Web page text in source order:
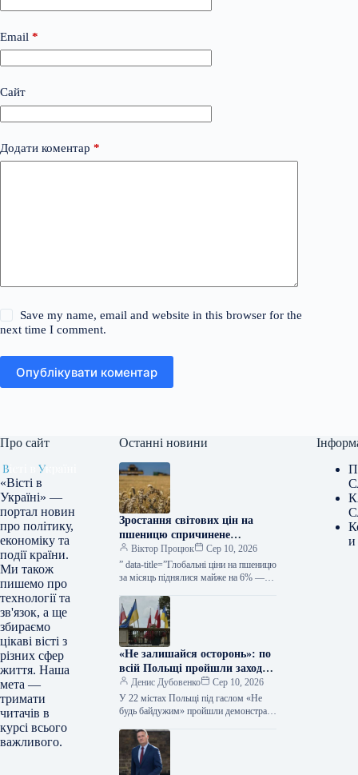
Email *
Сайт
Додати коментар *
Save my name, email and website in this browser for the
next time I comment.
Опублікувати коментар
Про сайт
«Вісті в
Україні» —
портал новин
про політику,
економіку та
події країни.
Ми також
пишемо про
технології та
зв'язок, а ще
збираємо
цікаві вісті з
різних сфер
життя. Наша
мета —
тримати
читачів в
курсі всього
важливого.
Останні новини
Зростання світових цін на
пшеницю спричинене
спекуляцією та ситуацією в
Чорноморському регіоні —
КУРКУЛЬ
Віктор Процюк
Сер 10, 2026
” data-title=”Глобальні ціни на пшеницю
за місяць піднялися майже на 6% —
url=”https://kurkul.com/news/41872-
svitovi-tsini-na-pshenitsyu-za-misyats-
zrosli-mayje-na-6–fao”> Глобальні ціни
на пшеницю за місяць…
«Не залишайся осторонь»: по
всій Польщі пройшли заходи
на підтримку українців
Денис Дубовенко
Сер 10, 2026
У 22 містах Польщі під гаслом «Не
будь байдужим» пройшли демонстрації
насильства, спрямованого проти
українців…
и